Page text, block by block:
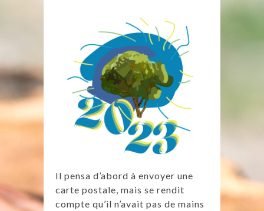
Il pensa d’abord à envoyer une
carte postale, mais se rendit
compte qu’il n’avait pas de mains